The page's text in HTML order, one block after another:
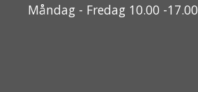
Måndag - Fredag 10.00 -17.00